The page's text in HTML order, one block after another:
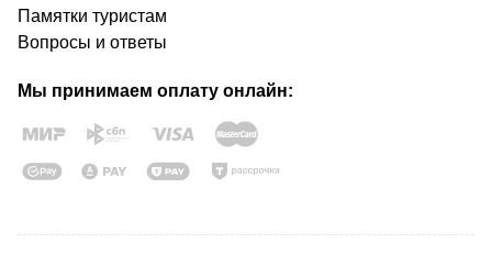
Памятки туристам
Вопросы и ответы
Мы принимаем оплату онлайн: